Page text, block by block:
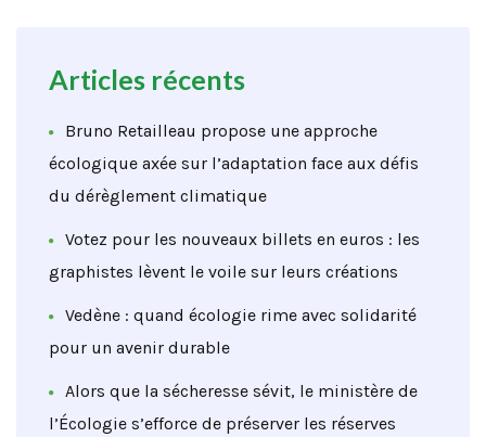
Articles récents
Bruno Retailleau propose une approche
écologique axée sur l’adaptation face aux défis
du dérèglement climatique
Votez pour les nouveaux billets en euros : les
graphistes lèvent le voile sur leurs créations
Vedène : quand écologie rime avec solidarité
pour un avenir durable
Alors que la sécheresse sévit, le ministère de
l’Écologie s’efforce de préserver les réserves